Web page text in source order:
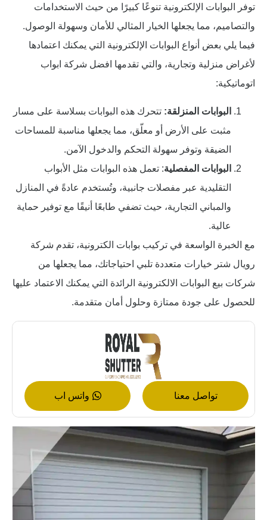
توفر البوابات الإلكترونية تنوعًا كبيرًا من حيث الاستخدامات
والتصاميم، مما يجعلها الخيار المثالي للأمان وسهولة الوصول.
فيما يلي بعض أنواع البوابات الإلكترونية التي يمكنك اعتمادها
لأغراض منزلية وتجارية، والتي تقدمها افضل شركة ابواب
اتوماتيكية:
البوابات المنزلقة: تتحرك هذه البوابات بسلاسة على مسار
مثبت على الأرض أو معلّق، مما يجعلها مناسبة للمساحات
الضيقة وتوفر سهولة التحكم والدخول الآمن.
البوابات المفصلية: تعمل هذه البوابات مثل الأبواب
التقليدية عبر مفصلات جانبية، وتُستخدم عادةً في المنازل
والمباني التجارية، حيث تضفي طابعًا أنيقًا مع توفير حماية
عالية.
مع الخبرة الواسعة في تركيب بوابات الكترونية، تقدم شركة
رويال شتر خيارات متعددة تلبي احتياجاتك، مما يجعلها من
شركات بيع البوابات الالكترونية الرائدة التي يمكنك الاعتماد عليها
للحصول على جودة ممتازة وحلول أمان متقدمة.
تواصل معنا واتس اب